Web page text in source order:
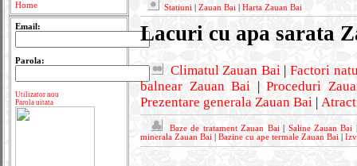
Home
Email:
Parola:
Utilizator nou
Parola uitata
Statiuni Zauan Bai Harta Zauan Bai
Lacuri cu apa sarata
Climatul Zauan Bai | Factori
balnear Zauan Bai |Proceduri
Prezentare generala Zauan Bai |
Baze de tratament Zauan Bai| Saline Zauan Bai
minerala Zauan Bai
Bazine cu ape termale Zauan Bai